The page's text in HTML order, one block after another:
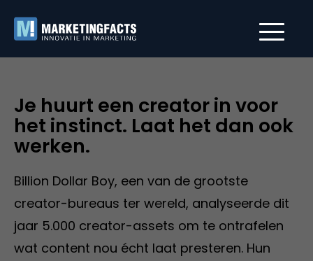
Je huurt een creator in voor
het instinct. Laat het dan ook
werken.
Billion Dollar Boy, een van de grootste
creator-bureaus ter wereld, analyseerde dit
jaar 5.000 creator-assets om te ontrafelen
wat content nou écht laat presteren. Hun